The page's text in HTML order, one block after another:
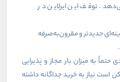
توقف این ایرلاین در
جدیدتر و مقرون‌به‌صرفه
حتماً به میزان بار مجاز و پذیرایی
است نیاز به خرید جداگانه داشته